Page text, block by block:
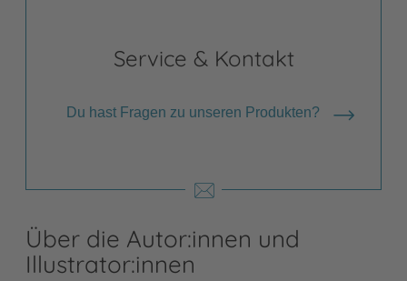
Service & Kontakt
Du hast Fragen zu unseren Produkten?
Über die Autor:innen und
Illustrator:innen